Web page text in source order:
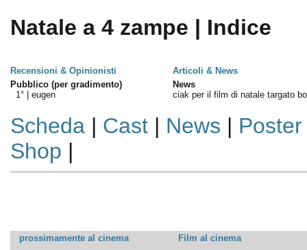
Natale a 4 zampe | Indice
Recensioni & Opinionisti
Articoli & News
Pubblico (per gradimento)
1° | eugen
News
ciak per il film di natale targato
Scheda| Cast| News | Poster
Shop |
prossimamente al cinema
Film al cinema